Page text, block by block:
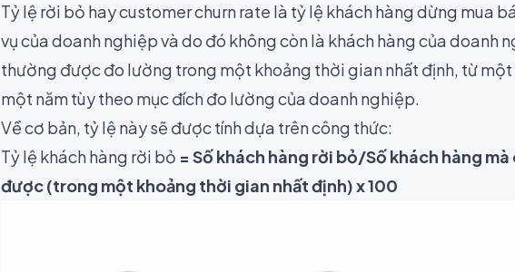
Tỷ lệ rời bỏ hay customer churn rate là tỷ lệ khách hàng dừng mua
vụ của doanh nghiệp và do đó không còn là khách hàng của doanh
thường được đo lường trong một khoảng thời gian nhất định, từ
một năm tùy theo mục đích đo lường của doanh nghiệp.
Về cơ bản, tỷ lệ này sẽ được tính dựa trên công thức:
Tỷ lệ khách hàng rời bỏ = Số khách hàng rời bỏ/Số khách hàng
được (trong một khoảng thời gian nhất định) x 100